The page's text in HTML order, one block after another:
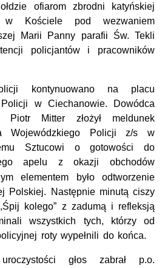
ofiarom zbrodni katyńskiej
Kościele pod wezwaniem
Marii Panny parafii Św. Tekli
policjantów i pracowników
kontynuowano na placu
w Ciechanowie. Dowódca
Piotr Mitter złożył meldunek
Wojewódzkiego Policji z/s w
Sztucowi o gotowości do
apelu z okazji obchodów
elementem było odtworzenie
Polskiej. Następnie minutą ciszy
kolego” z zadumą i refleksją
wszystkich tych, którzy od
roty wypełnili do końca.
głos zabrał p.o.